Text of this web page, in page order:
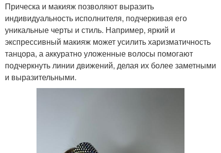
Прическа и макияж позволяют выразить
индивидуальность исполнителя, подчеркивая его
уникальные черты и стиль. Например, яркий и
экспрессивный макияж может усилить харизматичность
танцора, а аккуратно уложенные волосы помогают
подчеркнуть линии движений, делая их более заметными
и выразительными.